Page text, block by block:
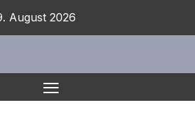
August 2026